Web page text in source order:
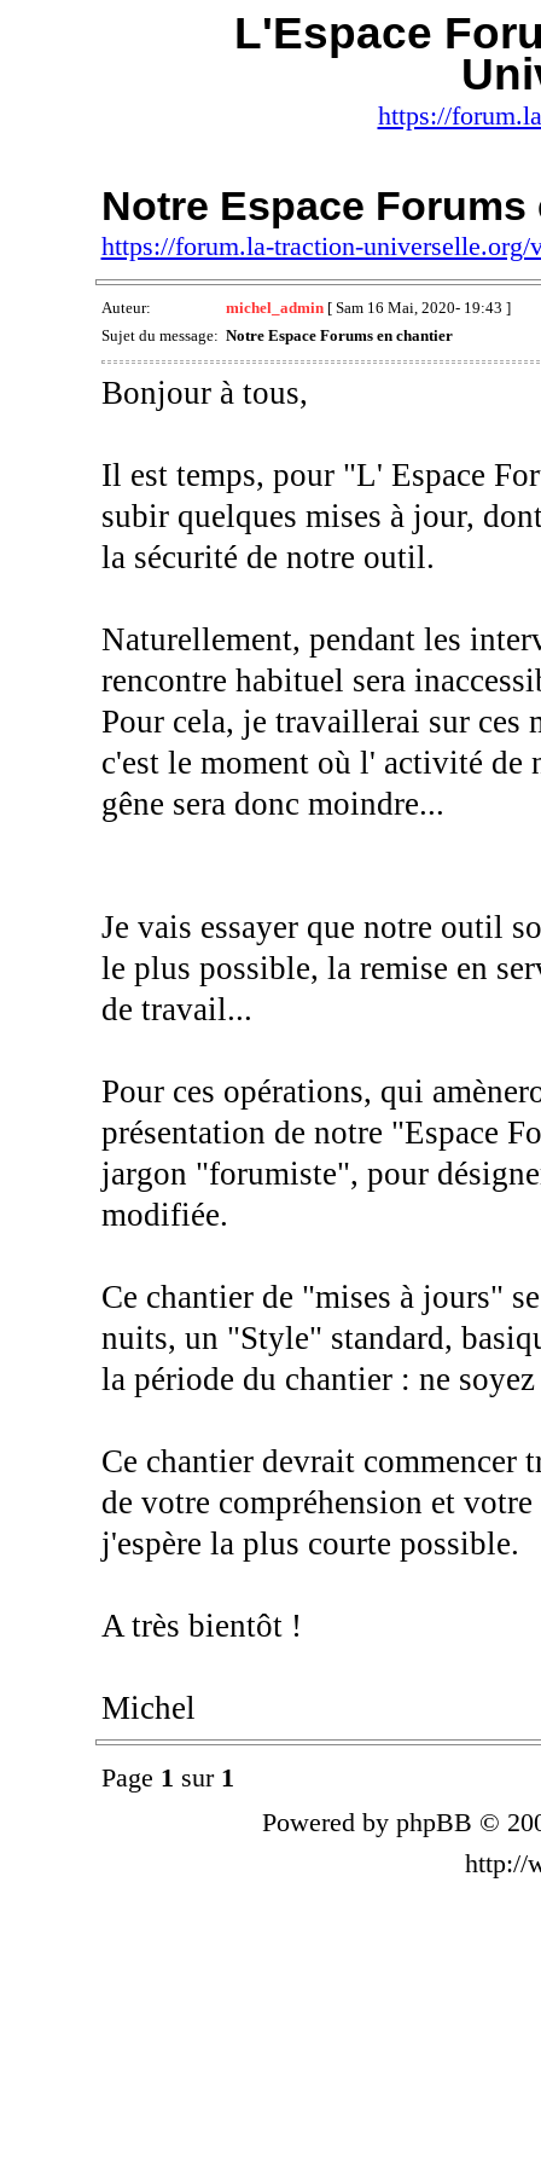
L'Espace
https://
Notre Espace
https://forum.la-traction-
Auteur: michel_admin[ Sam 16 Mai, 2020- 19:43 ]
Sujet du message: Notre Espace Forums en chantier
Bonjour à tous,
Il est temps, pour "L' Espace
subir quelques mises à jour,
la sécurité de notre outil.
Naturellement, pendant les
rencontre habituel sera
Pour cela, je travaillerai sur ces
c'est le moment où l' activité de
gêne sera donc moindre...
Je vais essayer que notre outil
le plus possible, la remise en
de travail...
Pour ces opérations, qui
présentation de notre "Espace
jargon "forumiste", pour
modifiée.
Ce chantier de "mises à jours"
nuits, un "Style" standard,
la période du chantier : ne
Ce chantier devrait commencer
de votre compréhension et
j'espère la plus courte possible.
A très bientôt !
Michel
Page 1 sur 1
Powered by phpBB ©
http://